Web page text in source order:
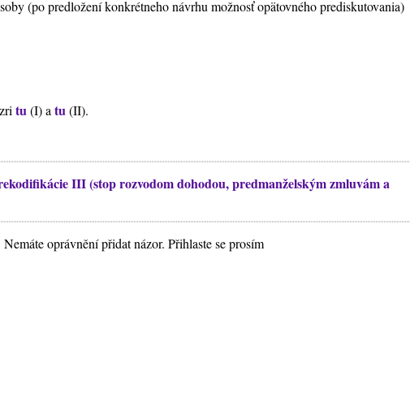
(po predložení konkrétneho návrhu možnosť opätovného prediskutovania)
tu(I) atu(II).
III (stop rozvodom dohodou, predmanželským zmluvám a
Nemáte oprávnění přidat názor. Přihlaste se prosím